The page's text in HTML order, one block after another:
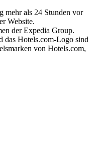
mehr als 24 Stunden vor
Website.
der Expedia Group.
das Hotels.com-Logo sind
von Hotels.com,